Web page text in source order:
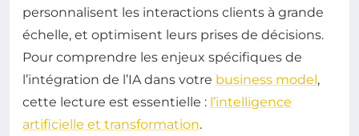
personnalisent les interactions clients à grande
échelle, et optimisent leurs prises de décisions.
Pour comprendre les enjeux spécifiques de
l’intégration de l’IA dans votre business model,
cette lecture est essentielle : l’intelligence
artificielle et transformation.